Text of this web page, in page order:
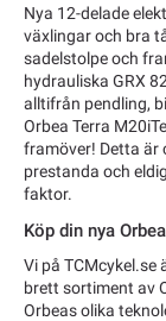
Nya 12-delade
växlingar och bra
sadelstolpe och
hydrauliska GRX
alltifrån pendling,
Orbea Terra
framöver! Detta är
prestanda och
faktor.
Köp din nya
Vi på TCMcykel.se
brett sortiment av
Orbeas olika